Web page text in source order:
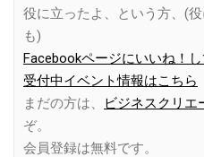
役に立ったよ、という方、(
も)
Facebookページにいいね！
受付中イベント情報はこちら
まだの方は、
ビジネスクリエ
ぞ。
会員登録は無料です。